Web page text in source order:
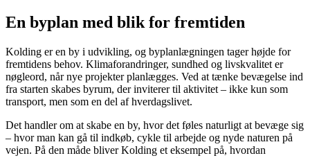
En byplan med blik for fremtiden
Kolding er en by i udvikling, og byplanlægningen tager højde for
fremtidens behov. Klimaforandringer, sundhed og livskvalitet er
nøgleord, når nye projekter planlægges. Ved at tænke bevægelse ind
fra starten skabes byrum, der inviterer til aktivitet – ikke kun som
transport, men som en del af hverdagslivet.
Det handler om at skabe en by, hvor det føles naturligt at bevæge sig
– hvor man kan gå til indkøb, cykle til arbejde og nyde naturen på
vejen. På den måde bliver Kolding et eksempel på, hvordan